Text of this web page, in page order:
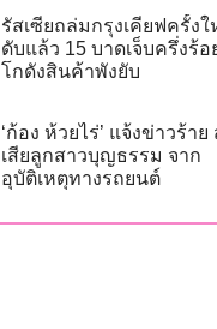
รัสเซียถล่มกรุงเคียฟครั้ง
ดับแล้ว 15 บาดเจ็บครึ่งร้อ
โกดังสินค้าพังยับ
‘ก้อง ห้วยไร่’ แจ้งข่าวร้า
เสียลูกสาวบุญธรรม จาก
อุบัติเหตุทางรถยนต์